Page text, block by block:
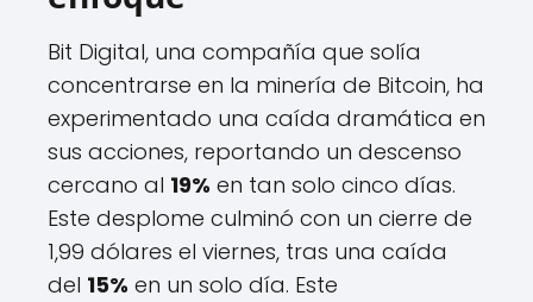
Bit Digital, una compañía que solía
concentrarse en la minería de Bitcoin, ha
experimentado una caída dramática en
sus acciones, reportando un descenso
cercano al 19% en tan solo cinco días.
Este desplome culminó con un cierre de
1,99 dólares el viernes, tras una caída
del 15% en un solo día. Este